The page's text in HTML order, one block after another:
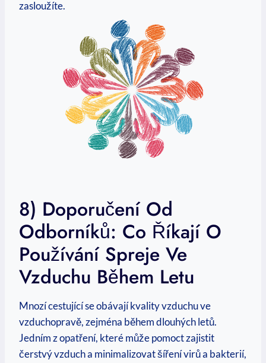
zasloužíte.
8) Doporučení Od
Odborníků: Co Říkají O
Používání Spreje Ve
Vzduchu Během Letu
Mnozí cestující se obávají kvality vzduchu ve
vzduchopravě, zejména během dlouhých letů.
Jedním z opatření, které může pomoct zajistit
čerstvý vzduch a minimalizovat šíření virů a bakterií,